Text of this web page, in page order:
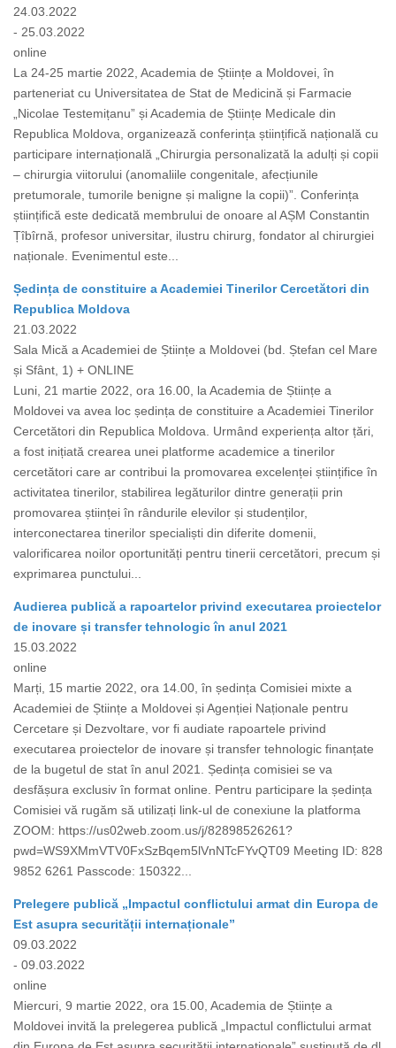
24.03.2022
- 25.03.2022
online
La 24-25 martie 2022, Academia de Științe a Moldovei, în
parteneriat cu Universitatea de Stat de Medicină și Farmacie
„Nicolae Testemițanu” și Academia de Științe Medicale din
Republica Moldova, organizează conferința științifică națională cu
participare internațională „Chirurgia personalizată la adulți și copii
– chirurgia viitorului (anomaliile congenitale, afecțiunile
pretumorale, tumorile benigne și maligne la copii)”. Conferința
științifică este dedicată membrului de onoare al AȘM Constantin
Țîbîrnă, profesor universitar, ilustru chirurg, fondator al chirurgiei
naționale. Evenimentul este...
Ședința de constituire a Academiei Tinerilor Cercetători din
Republica Moldova
21.03.2022
Sala Mică a Academiei de Științe a Moldovei (bd. Ștefan cel Mare
și Sfânt, 1) + ONLINE
Luni, 21 martie 2022, ora 16.00, la Academia de Științe a
Moldovei va avea loc ședința de constituire a Academiei Tinerilor
Cercetători din Republica Moldova. Urmând experiența altor țări,
a fost inițiată crearea unei platforme academice a tinerilor
cercetători care ar contribui la promovarea excelenței științifice în
activitatea tinerilor, stabilirea legăturilor dintre generații prin
promovarea științei în rândurile elevilor și studenților,
interconectarea tinerilor specialiști din diferite domenii,
valorificarea noilor oportunități pentru tinerii cercetători, precum și
exprimarea punctului...
Audierea publică a rapoartelor privind executarea proiectelor
de inovare și transfer tehnologic în anul 2021
15.03.2022
online
Marți, 15 martie 2022, ora 14.00, în ședința Comisiei mixte a
Academiei de Științe a Moldovei și Agenției Naționale pentru
Cercetare și Dezvoltare, vor fi audiate rapoartele privind
executarea proiectelor de inovare și transfer tehnologic finanțate
de la bugetul de stat în anul 2021. Ședința comisiei se va
desfășura exclusiv în format online. Pentru participare la ședința
Comisiei vă rugăm să utilizați link-ul de conexiune la platforma
ZOOM: https://us02web.zoom.us/j/82898526261?
pwd=WS9XMmVTV0FxSzBqem5lVnNTcFYvQT09 Meeting ID: 828
9852 6261 Passcode: 150322...
Prelegere publică „Impactul conflictului armat din Europa de
Est asupra securității internaționale”
09.03.2022
- 09.03.2022
online
Miercuri, 9 martie 2022, ora 15.00, Academia de Științe a
Moldovei invită la prelegerea publică „Impactul conflictului armat